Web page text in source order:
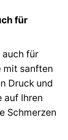
für
auch für
mit sanften
Druck und
auf Ihren
Schmerzen